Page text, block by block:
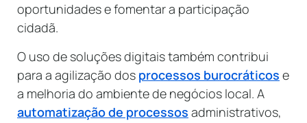
oportunidades e fomentar a participação
cidadã.
O uso de soluções digitais também contribui
para a agilização dos processos burocráticos e
a melhoria do ambiente de negócios local. A
automatização de processos administrativos,